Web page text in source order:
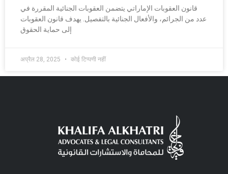
قانون العقوبات الإماراتي يتضمن العقوبات الجنائية المقررة في
عدد من الجرائم، والأفعال الجنائية بالتفصيل. يهدف قانون العقوبات
إلى حماية الحقوق
अप्रैल 28, 2025 कोई टिप्पणी नहीं